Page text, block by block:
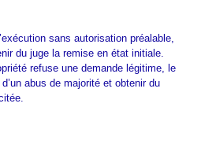
sans autorisation préalable,
du juge la remise en état initiale.
refuse une demande légitime, le
abus de majorité et obtenir du